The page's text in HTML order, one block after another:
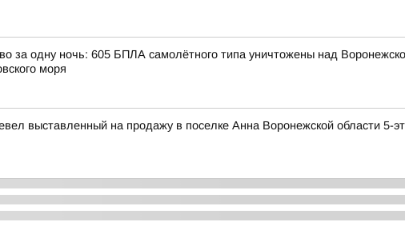
за одну ночь: 605 БПЛА самолётного типа уничтожены над
моря
выставленный на продажу в поселке Анна Воронежской области 5-